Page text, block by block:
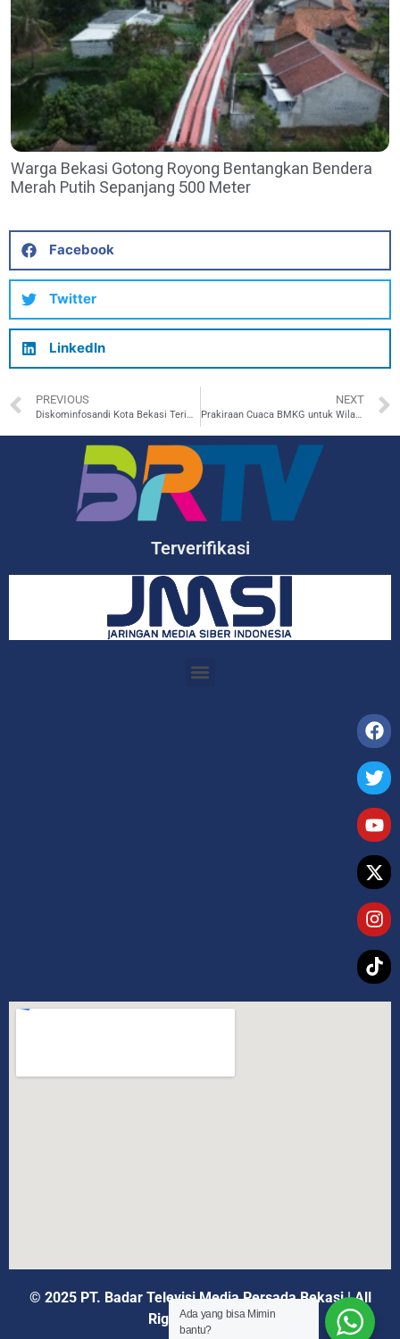
Warga Bekasi Gotong Royong Bentangkan Bendera
Merah Putih Sepanjang 500 Meter
Facebook
Twitter
LinkedIn
PREVIOUS
Diskominfosandi Kota Bekasi Terima Kunjungan Kerja Diskominfo Provinsi Jawa Barat
NEXT
Prakiraan Cuaca BMKG untuk Wilayah Kabupaten Bekasi, Kamis 17 November 2022
Terverifikasi
© 2025 PT. Badar Televisi Media Persada Bekasi|All
Rights Reserved
Ada yang bisa Mimin
bantu?